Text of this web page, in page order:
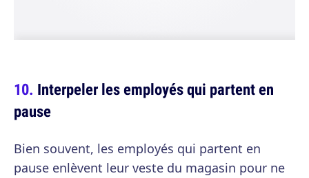
Interpeler les employés qui partent en
pause
Bien souvent, les employés qui partent en
pause enlèvent leur veste du magasin pour ne